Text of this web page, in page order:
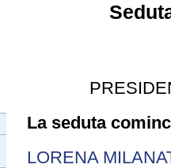
La seduta
LORENA